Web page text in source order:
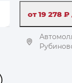
от 19 278 ₽